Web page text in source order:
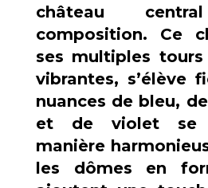
château
composition. Ce
ses multiples tours
vibrantes, s’élève
nuances de bleu,
et de violet se
manière
les dômes en